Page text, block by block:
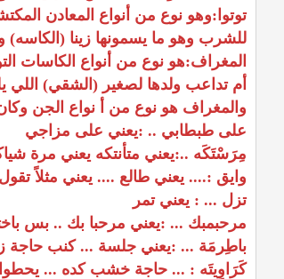
توتوا:وهو نوع من أنواع المعادن
للشرب وهو ما يسمونها زينا (الكاسه)
المغراف:هو نوع من أنواع الكاسات
أم تداعب ولدها لصغير (الشقي) اللي
والمغراف هو نوع من أ نواع الجن
على طبطابي .. :يعني على مزاجي
مِرَسْتَكَه ..:يعني متأنتكه يعني مرة
وايق :.... يعني طالع .... يعني مثلاً
تزل ... : يعني تمر
مرحبمبك ... :يعني مرحبا بك .. بس
باطِرمَة ... :يعني جلسة ... كنب حاجة
كَرَاوِيتَه : ... حاجة خشب كده ... يحطوا